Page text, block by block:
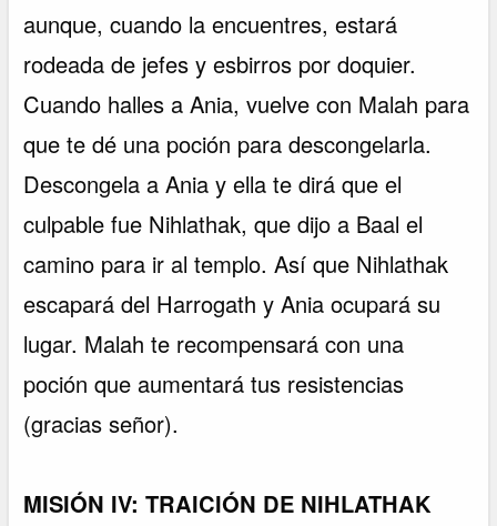
aunque, cuando la encuentres, estará
rodeada de jefes y esbirros por doquier.
Cuando halles a Ania, vuelve con Malah para
que te dé una poción para descongelarla.
Descongela a Ania y ella te dirá que el
culpable fue Nihlathak, que dijo a Baal el
camino para ir al templo. Así que Nihlathak
escapará del Harrogath y Ania ocupará su
lugar. Malah te recompensará con una
poción que aumentará tus resistencias
(gracias señor).
MISIÓN IV: TRAICIÓN DE NIHLATHAK